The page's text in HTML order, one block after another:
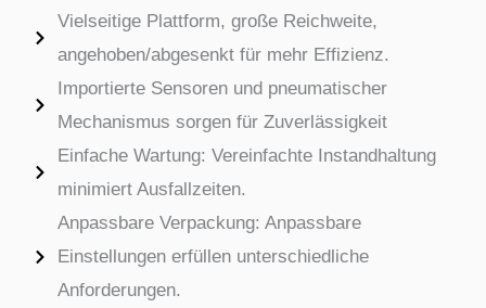
Vielseitige Plattform, große Reichweite,
angehoben/abgesenkt für mehr Effizienz.
Importierte Sensoren und pneumatischer
Mechanismus sorgen für Zuverlässigkeit
Einfache Wartung: Vereinfachte Instandhaltung
minimiert Ausfallzeiten.
Anpassbare Verpackung: Anpassbare
Einstellungen erfüllen unterschiedliche
Anforderungen.